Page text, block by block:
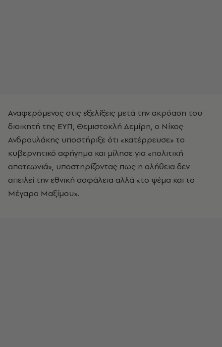
Αναφερόμενος στις εξελίξεις μετά την ακρόαση του
διοικητή της ΕΥΠ, Θεμιστοκλή Δεμίρη, ο Νίκος
Ανδρουλάκης υποστήριξε ότι «κατέρρευσε» το
κυβερνητικό αφήγημα και μίλησε για «πολιτική
απατεωνιά», υποστηρίζοντας πως η αλήθεια δεν
απειλεί την εθνική ασφάλεια αλλά «το ψέμα και το
Μέγαρο Μαξίμου».